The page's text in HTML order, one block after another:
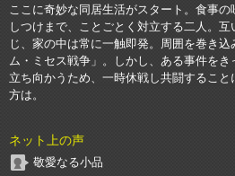
ここに奇妙な同居生活がスタート。食事
しつけまで、ことごとく対立する二人。
じ、家の中は常に一触即発。周囲を巻き
ム・ミセス戦争」。しかし、ある事件を
立ち向かうため、一時休戦し共闘するこ
方は。
ネット上の声
敬愛なる小品